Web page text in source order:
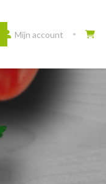
Mijn account